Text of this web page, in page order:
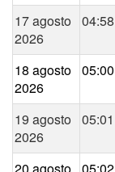
17 agosto
2026
04:58
18 agosto
2026
05:00
19 agosto
2026
05:01